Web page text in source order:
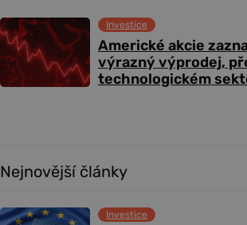
Americké akcie
výrazný výprodej,
technologickém
Investice
Nejnovější články
Investice